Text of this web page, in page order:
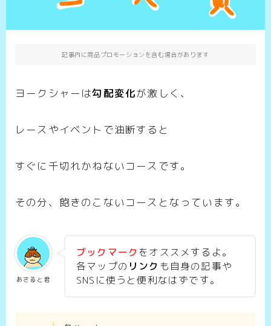
記事内に商品プロモーションを含む場合があります
ヨークシャーは勾配変化が激しく、
レースやイベントで油断すると
すぐに千切れかねないコースです。
その分、飽きのこないコースとなっています。
あさると君
ブックマーク をオススメするよ。
各マップの リンク も自身の記事や
SNSに使うと便利なはずです。